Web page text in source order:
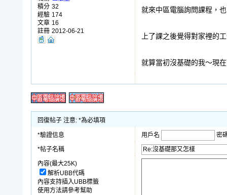
積分 32
經驗 174
文章 16
註冊 2012-06-21
就來中區電腦詢問課程，
上了課之後覺得對家裡的
就算當初沒基礎的我～現
回復帖子 注意: *為必填項
*驗證信息 用戶名
密
*帖子名稱
內容(最大25K)
解析UBB代碼
內容支持插入UBB標籤
使用方法請參考幫助